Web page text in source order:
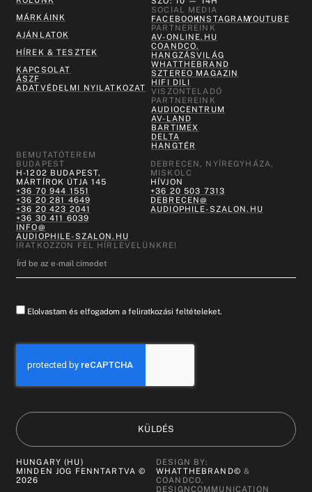
MÁRKÁINK
AJÁNLATOK
HÍREK & TESZTEK
KAPCSOLAT
ÁSZF
ADATVÉDELMI NYILATKOZAT
SOCIAL MEDIA
FACEBOOKINSTAGRAMYOUTUBE
PARTNEREINK
AV-ONLINE.HU
COANDCO.
HANGZÁSVILÁG
WHATTHEBRAND
SZTEREO MAGAZIN
HIFI DILI
VISZONTELADÓ
PARTNEREINK
AUDIOCENTRUM
AV-LAND
BARTIMEX
DELTA
HANGTÉR
BEMUTATÓTEREM
BUDAPEST
H-1202 BUDAPEST,
MÁRTÍROK ÚTJA 145
+36 70 944 1551
+36 20 281 4649
+36 20 423 2041
+36 30 411 6039
INFO@
AUDIOPHILE-SZALON.HU
DEBRECEN, NYÍREGYHÁZA,
MISKOLC
HÍVJON
+36 20 503 7313
DEBRECEN@
AUDIOPHILE-SZALON.HU
IRATKOZZON FEL HÍRLEVELÜNKRE!
Elolvastam és elfogadom a feliratkozási feltételeket.
KÜLDÉS
HUNGARY (HU)
MINDEN JOG FENNTARTVA ©
2026
DESIGN BY:
WHATTHEBRAND© &
COANDCO.
DESIGNCOMMUNICATION